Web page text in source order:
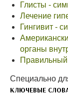
Глисты -
Лечение
Гингивит -
органы
Правильный
Специально
КЛЮЧЕВЫЕ